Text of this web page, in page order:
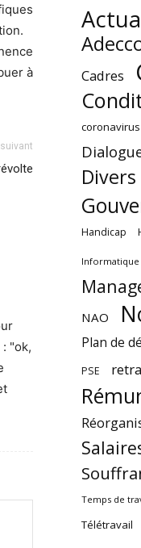
à
"ok,
Cadres
coronavirus
Divers
Handicap
Informatique
NAO
Plan de
PSE
Temps de
Télétravail